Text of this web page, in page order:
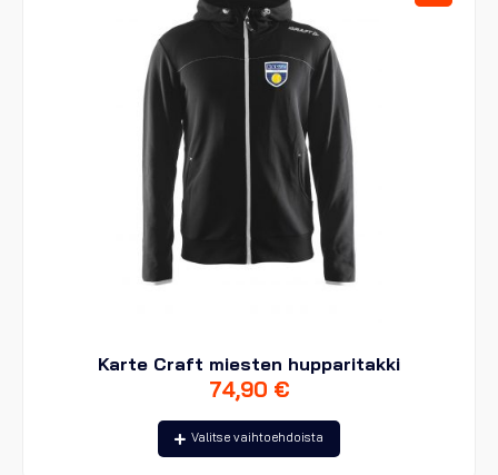
Karte Craft miesten hupparitakki
74,90 €
Valitse vaihtoehdoista
Tällä
tuotteella